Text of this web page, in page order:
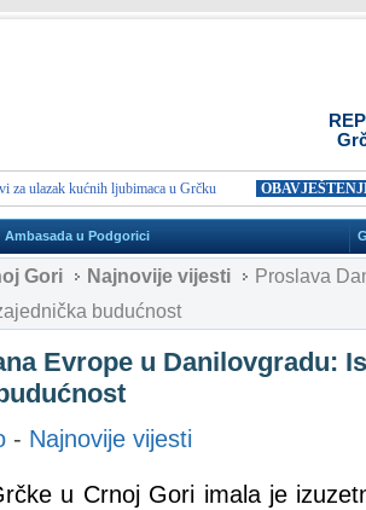
kućnih ljubimaca u Grčku OBAVJEŠTENJE:
Ambasada u Podgorici
Gori Najnovije vijesti
Proslava
budućnost
Evrope u Danilovgradu:
- Najnovije vijesti
u Crnoj Gori imala je